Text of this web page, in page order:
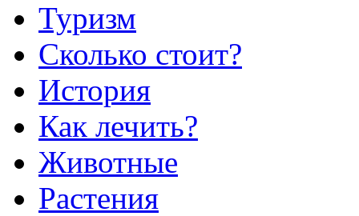
Туризм
Сколько стоит?
История
Как лечить?
Животные
Растения